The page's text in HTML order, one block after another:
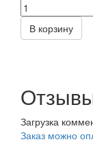
В корзину
Загрузка
Заказ можно